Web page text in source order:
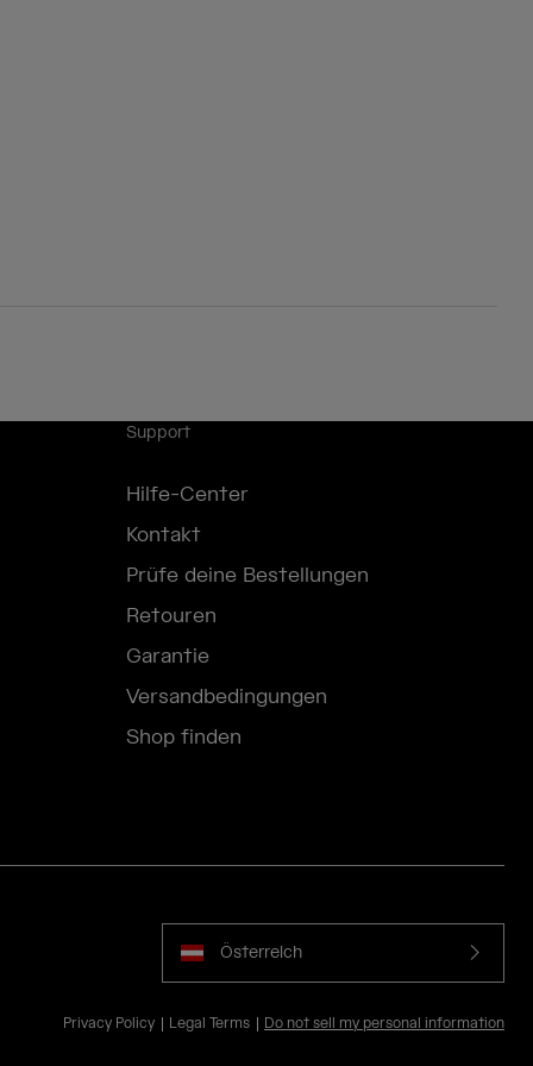
Support
Hilfe-Center
Kontakt
Prüfe deine Bestellungen
Retouren
Garantie
Versandbedingungen
Shop finden
Österreich
Privacy Policy Legal Terms Do not sell my personal information